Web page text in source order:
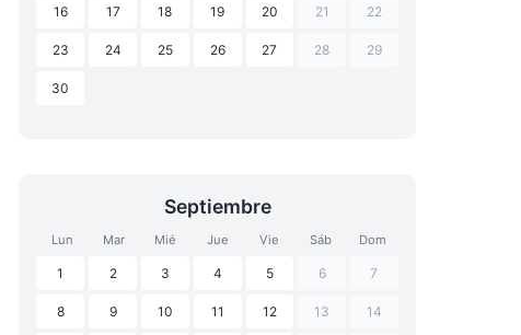
16 17 18 19 20 21 22
23 24 25 26 27 28 29
30
Septiembre
Lun Mar Mié Jue Vie Sáb Dom
1 2 3 4 5 6 7
8 9 10 11 12 13 14